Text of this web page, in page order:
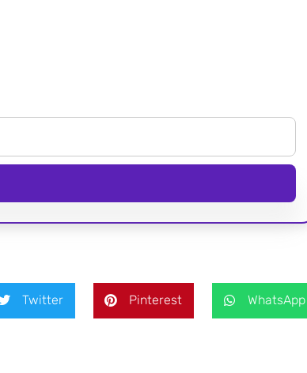
Twitter Pinterest WhatsApp